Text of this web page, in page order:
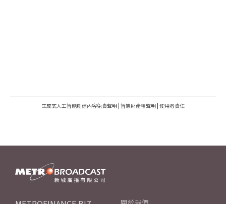
生成式人工智能創建內容免責聲明 | 智慧財產權聲明 | 使用者責任